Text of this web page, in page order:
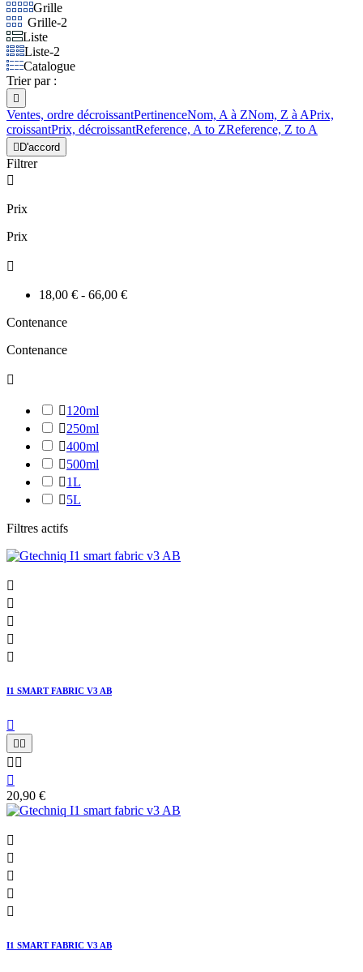
Grille
Grille-2
Liste
Liste-2
Catalogue
Trier par :

Ventes, ordre décroissantPertinenceNom, A à ZNom, Z à APrix,
croissantPrix, décroissantReference, A to ZReference, Z to A
 D'accord
Filtrer

Prix
Prix

18,00 € - 66,00 €
Contenance
Contenance

120ml
250ml
400ml
500ml
1L
5L
Filtres actifs





I1 SMART FABRIC V3 AB

 
 

20,90 €





I1 SMART FABRIC V3 AB